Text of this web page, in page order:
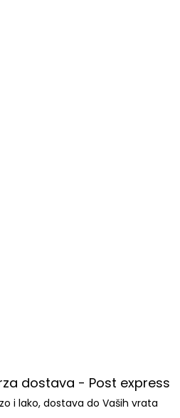
dostava - Post express
i lako, dostava do Vaših vrata